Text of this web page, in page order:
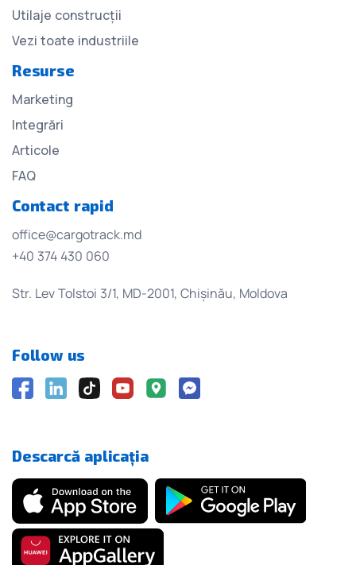
Utilaje construcții
Vezi toate industriile
Resurse
Marketing
Integrări
Articole
FAQ
Contact rapid
office@cargotrack.md
+40 374 430 060
Str. Lev Tolstoi 3/1, MD-2001, Chișinău, Moldova
Follow us
Descarcă aplicația